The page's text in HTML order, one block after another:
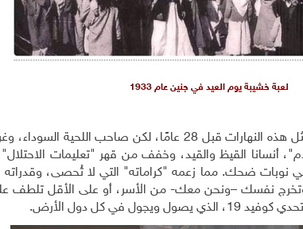
لعبة خشيبة يوم العيد في جنين عام 1933
كانت رائحة خيام جنين تتفاعل مع شدة الحر، في مثل هذه النهارات قبل 28
أنسانا القيظ والقيد، وخفف من قهر "تعليمات
في نوبات ضحك. مما زعمه "كراماته" التي لا تُحصى،
وتخرج نفسك –ونحن معك- من الأسر، أو على الأقل تلطف
في كل دول الأرض
.